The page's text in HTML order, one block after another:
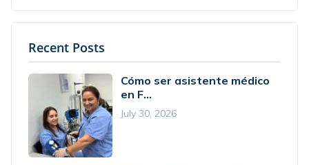
Recent Posts
Cómo ser asistente médico
en F...
July 30, 2026